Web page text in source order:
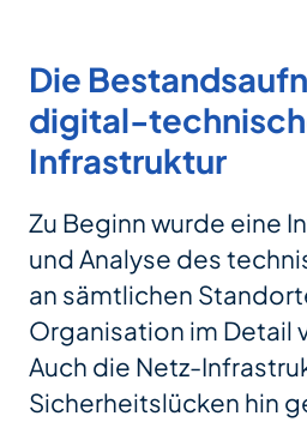
Die
digital-
Infrastruktur
Zu Beginn wurde eine
und Analyse des
an sämtlichen
Organisation im Detail
Auch die Netz-
Sicherheitslücken hin